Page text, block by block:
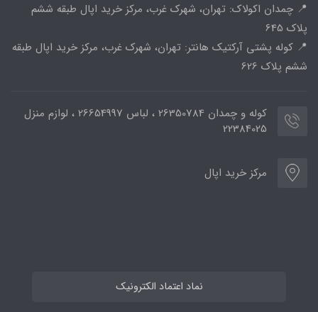
📍 چمدان اکولاک: تهران، شهرک غرب، مرکز خرید اپال طبقه ششم
پلاک 645
📍 کوله پشتی آرکتیک هانتر: تهران، شهرک غرب، مرکز خرید اپال طبقه
ششم پلاک 626
کوله و چمدان 26350784 ، لباس 26654997 ، لوازم منزل
22384025
مرکز خرید اپال
نماد اعتماد الکترونیک